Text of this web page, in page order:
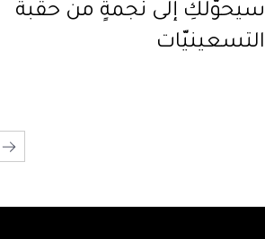
سيحوّلكِ إلى نجمةٍ من حقبة
التسعينيّات